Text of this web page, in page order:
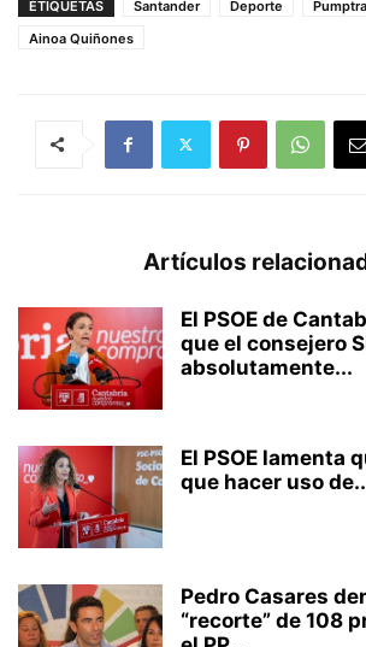
ETIQUETAS Santander Deporte
Ainoa Quiñones
Artículos
El PSOE de
que el consejero
absolutamente...
El PSOE lamenta
que hacer uso
Pedro Casares
“recorte” de 108